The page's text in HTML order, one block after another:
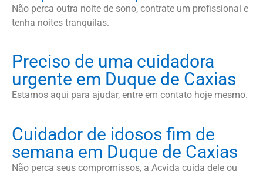
Não perca outra noite de sono, contrate um profissional e
tenha noites tranquilas.
Preciso de uma cuidadora
urgente em Duque de Caxias
Estamos aqui para ajudar, entre em contato hoje mesmo.
Cuidador de idosos fim de
semana em Duque de Caxias
Não perca seus compromissos, a Acvida cuida dele ou